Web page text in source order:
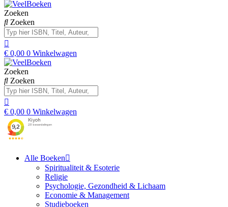
Zoeken
Zoeken
€ 0,00 0 Winkelwagen
Zoeken
Zoeken
€ 0,00 0 Winkelwagen
Alle Boeken
Spiritualiteit & Esoterie
Religie
Psychologie, Gezondheid & Lichaam
Economie & Management
Studieboeken